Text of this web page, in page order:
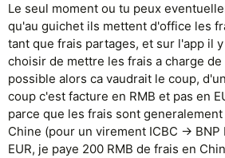
Le seul moment ou tu peux
qu'au guichet ils mettent d'office les
tant que frais partages, et sur l'app il
choisir de mettre les frais a charge
possible alors ca vaudrait le coup,
coup c'est facture en RMB et pas en
parce que les frais sont
Chine (pour un virement ICBC ->
EUR, je paye 200 RMB de frais en